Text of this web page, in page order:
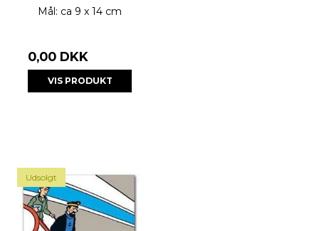
Mål: ca 9 x 14 cm
0,00 DKK
VIS PRODUKT
Udsolgt